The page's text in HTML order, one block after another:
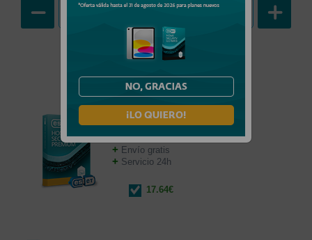
69.99€
Precio: 55.99€
IVA incluido
Suscripción por1 AÑO
Instalador de ESET
incluido
+Memoria USB de 64GB
+ Envío gratis
+ Servicio 24h
17.64€